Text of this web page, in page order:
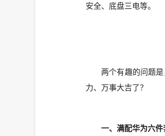
安全、底盘三电等。
两个有趣的问题
力、万事大吉了？
一、满配华为六